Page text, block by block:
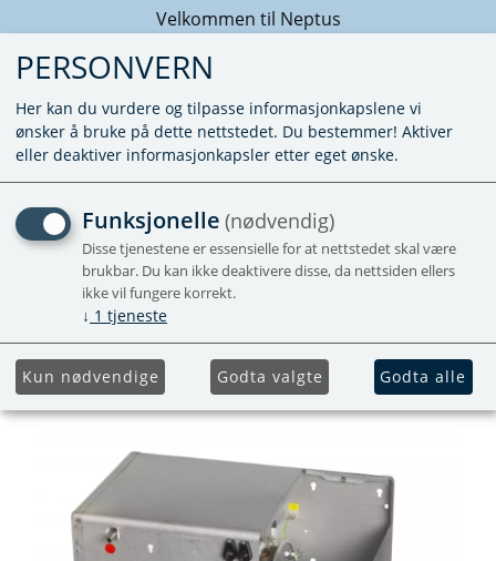
Velkommen til Neptus
PANNEKROPP KPL. TIL
ALDE 3020 OG 3030
Med 10 liter varmtvannstank
PERSONVERN
Her kan du vurdere og tilpasse informasjonkapslene vi
ønsker å bruke på dette nettstedet. Du bestemmer! Aktiver
eller deaktiver informasjonkapsler etter eget ønske.
Funksjonelle (nødvendig)
Disse tjenestene er essensielle for at nettstedet skal være
brukbar. Du kan ikke deaktivere disse, da nettsiden ellers
ikke vil fungere korrekt.
↓ 1 tjeneste
Kun nødvendige Godta valgte Godta alle